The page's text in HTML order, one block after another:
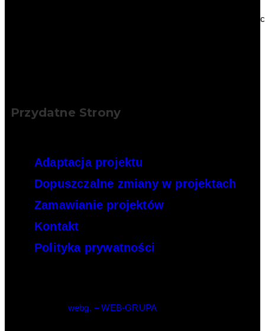
Wykorzystując naszą wiedzę, doświadczenie i współczesne
Przydatne Strony
Adaptacja projektu
Dopuszczalne zmiany w projektach
Zamawianie projektów
Kontakt
Polityka prywatności
webg. – WEB-GRUPA